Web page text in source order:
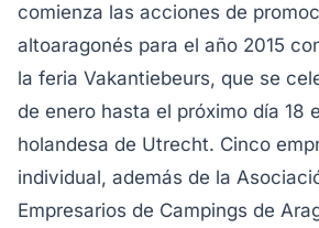
comienza las acciones de
altoaragonés para el año 2015
la feria Vakantiebeurs, que se
de enero hasta el próximo día 18
holandesa de Utrecht. Cinco
individual, además de la
Empresarios de Campings de